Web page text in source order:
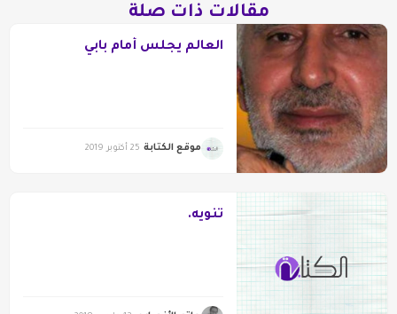
مقالات ذات صلة
العالم يجلس أمام بابي
موقع الكتابة 25 أكتوبر 2019
تَنْويه.